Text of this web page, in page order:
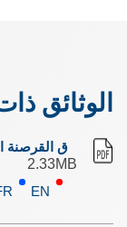
الوثائق
ق القرصنة
2.33MB
EN